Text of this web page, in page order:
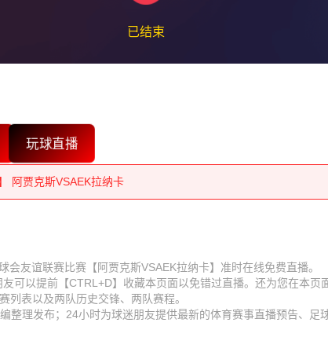
已结束
玩球直播
阿贾克斯VSAEK拉纳卡
阿贾克斯VSAEK拉纳卡
阿贾克斯VSAEK拉纳卡
阿贾克斯VSAEK拉纳卡
阿贾克斯VSAEK拉纳卡
阿贾克斯VSAEK拉纳卡
友谊联赛比赛【阿贾克斯VSAEK拉纳卡】准时在线免费直播。
可以提前【CTRL+D】收藏本页面以免错过直播。还为您在本页
列表以及两队历史交锋、两队赛程。
理发布；24小时为球迷朋友提供最新的体育赛事直播预告、足